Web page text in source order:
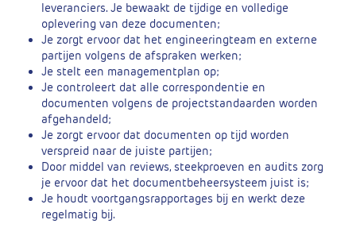
leveranciers. Je bewaakt de tijdige en volledige
oplevering van deze documenten;
Je zorgt ervoor dat het engineeringteam en externe
partijen volgens de afspraken werken;
Je stelt een managementplan op;
Je controleert dat alle correspondentie en
documenten volgens de projectstandaarden worden
afgehandeld;
Je zorgt ervoor dat documenten op tijd worden
verspreid naar de juiste partijen;
Door middel van reviews, steekproeven en audits zorg
je ervoor dat het documentbeheersysteem juist is;
Je houdt voortgangsrapportages bij en werkt deze
regelmatig bij.